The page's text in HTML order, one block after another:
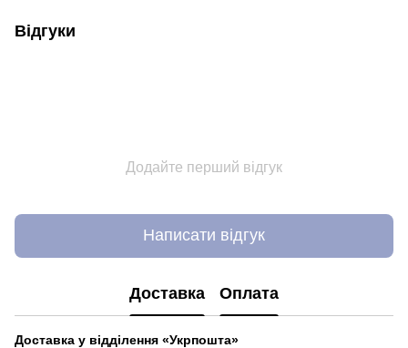
Відгуки
Додайте перший відгук
Написати відгук
Доставка Оплата
Доставка у відділення «Укрпошта»